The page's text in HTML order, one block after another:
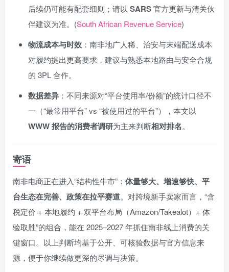
后续仍可能有配套细则；请以 SARS官方更新与清关伙
伴建议为准。(South African Revenue Service)
物流成本与时效 ：南非地广人稀、治安与末端配送成本
对履约提出更高要求，建议与熟悉本地路由与安全合规
的 3PL 合作。
数据差异 ：不同来源对“平台使用率/份额”的统计口径不
一（“最常用平台” vs “被使用过的平台”），本文以
WWW 报告的消费者调研为主来判断相对排名。
寄语
南非电商正在进入“结构性牛市”： 体量够大、增速够快、平
台生态在完善、政策在拉平赛道。对跨境新手卖家而言，“含
税定价 + 本地履约 + 双平台布局（Amazon/Takealot）+ 体
验取胜”的组合，能在 2025–2027 年抓住南非线上消费的关
键窗口。以上判断均基于公开、可核验数据与官方信息来
源，便于你继续做更深的尽调与决策。